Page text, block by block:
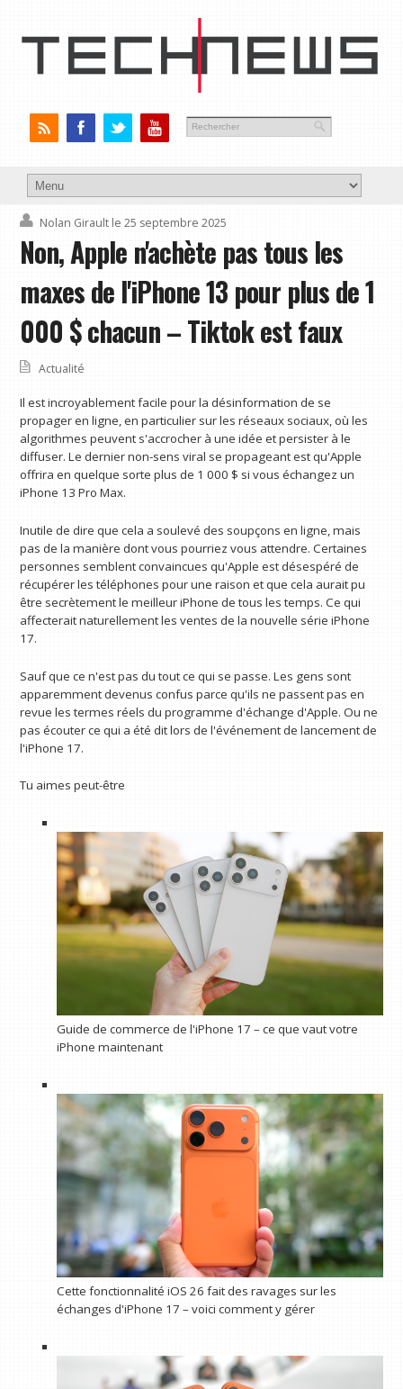
Nolan Girault le 25 septembre 2025
Non, Apple n'achète pas tous les
maxes de l'iPhone 13 pour plus de 1
000 $ chacun – Tiktok est faux
Actualité
Il est incroyablement facile pour la désinformation de se
propager en ligne, en particulier sur les réseaux sociaux, où les
algorithmes peuvent s'accrocher à une idée et persister à le
diffuser. Le dernier non-sens viral se propageant est qu'Apple
offrira en quelque sorte plus de 1 000 $ si vous échangez un
iPhone 13 Pro Max.
Inutile de dire que cela a soulevé des soupçons en ligne, mais
pas de la manière dont vous pourriez vous attendre. Certaines
personnes semblent convaincues qu'Apple est désespéré de
récupérer les téléphones pour une raison et que cela aurait pu
être secrètement le meilleur iPhone de tous les temps. Ce qui
affecterait naturellement les ventes de la nouvelle série iPhone
17.
Sauf que ce n'est pas du tout ce qui se passe. Les gens sont
apparemment devenus confus parce qu'ils ne passent pas en
revue les termes réels du programme d'échange d'Apple. Ou ne
pas écouter ce qui a été dit lors de l'événement de lancement de
l'iPhone 17.
Tu aimes peut-être
Guide de commerce de l'iPhone 17 – ce que vaut votre
iPhone maintenant
Cette fonctionnalité iOS 26 fait des ravages sur les
échanges d'iPhone 17 – voici comment y gérer